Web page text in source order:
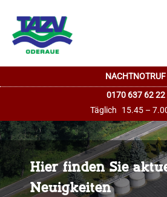
NACHTNOTRUF
0170 637 62 22
Täglich
15.45 –
Hier finden Sie
Neuigkeiten